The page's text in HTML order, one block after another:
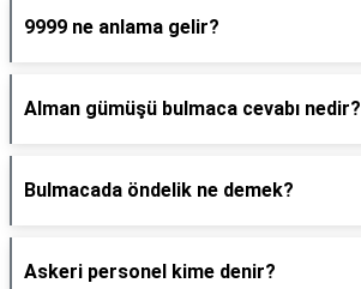
9999 ne anlama gelir?
Alman gümüşü bulmaca cevabı nedir?
Bulmacada öndelik ne demek?
Askeri personel kime denir?